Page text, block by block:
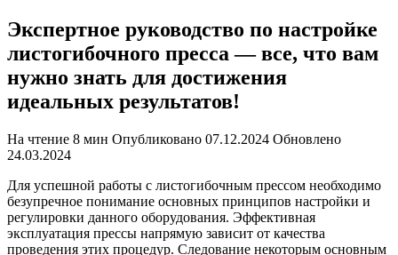
Экспертное руководство по настройке
листогибочного пресса — все, что вам
нужно знать для достижения
идеальных результатов!
На чтение 8 мин Опубликовано 07.12.2024 Обновлено
24.03.2024
Для успешной работы с листогибочным прессом необходимо
безупречное понимание основных принципов настройки и
регулировки данного оборудования. Эффективная
эксплуатация прессы напрямую зависит от качества
проведения этих процедур. Следование некоторым основным